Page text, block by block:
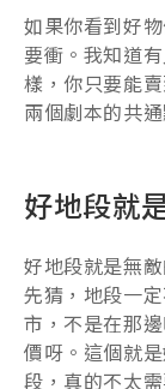
如果你看到好
要衝。我知道
樣，你只要能
兩個劇本的共
好地段就
好地段就是無
先猜，地段一
市，不是在那
價呀。這個就
段，真的不太